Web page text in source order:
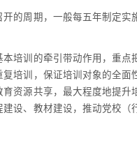
的周期，一般每五年制定
培训的牵引带动作用，重
培训，保证培训对象的全
资源共享，最大程度地提
设、教材建设，推动党校